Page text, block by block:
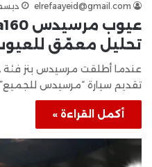
elrefaayeid@gmail.com ديسمبر
تحليل معمّق
تقديم سيارة “مرسيدس للجميع”
أكمل القراءة »